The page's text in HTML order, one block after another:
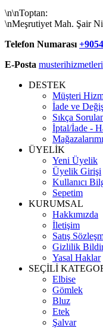
\n\nToptan:
\nMeşrutiyet Mah. Şair
Telefon Numarası
E-Posta
DESTEK
Müşteri
İade ve
Sıkça
İptal/İade -
ÜYELİK
Yeni Üyelik
Üyelik Girişi
Kullanıcı
Sepetim
KURUMSAL
Hakkımızda
İletişim
Satış
Gizlilik
Yasal Haklar
SEÇİLİ
Elbise
Gömlek
Bluz
Etek
Şalvar